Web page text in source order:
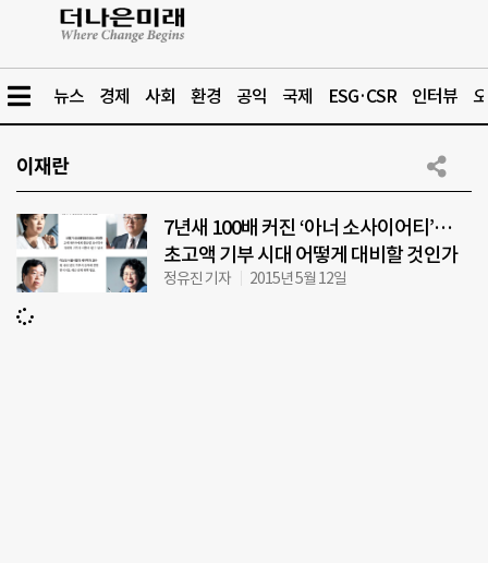
뉴스 경제 사회 환경 공익 국제 ESG·CSR 인터뷰
이재란
7년새 100배 커진 ‘아너 소사이어티’…
초고액 기부 시대 어떻게 대비할 것인가
정유진 기자 2015년 5월 12일